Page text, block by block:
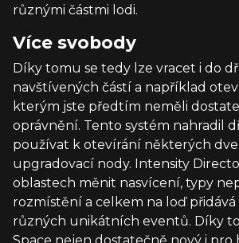
různými částmi lodi.
Více svobody
Díky tomu se tedy lze vracet i do
navštívených částí a například
kterým jste předtím neměli
oprávnění. Tento systém nahradil
používat k otevírání některých
upgradovací nody. Intensity
oblastech měnit nasvícení, typy
rozmístění a celkem na loď přidává
různých unikátních eventů. Díky